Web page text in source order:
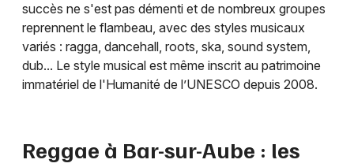
succès ne s'est pas démenti et de nombreux groupes
reprennent le flambeau, avec des styles musicaux
variés : ragga, dancehall, roots, ska, sound system,
dub... Le style musical est même inscrit au patrimoine
immatériel de l'Humanité de l’UNESCO depuis 2008.
Reggae à Bar-sur-Aube : les